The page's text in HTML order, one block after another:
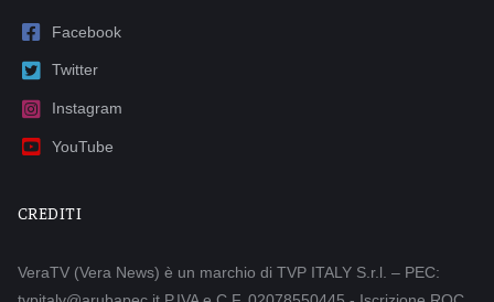
Facebook
Twitter
Instagram
YouTube
CREDITI
VeraTV (Vera News) è un marchio di TVP ITALY S.r.l. – PEC: